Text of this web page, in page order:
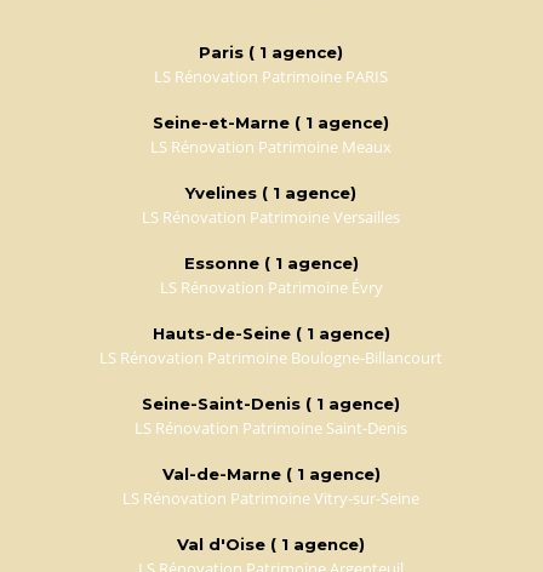
Paris ( 1 agence)
LS Rénovation Patrimoine PARIS
Seine-et-Marne ( 1 agence)
LS Rénovation Patrimoine Meaux
Yvelines ( 1 agence)
LS Rénovation Patrimoine Versailles
Essonne ( 1 agence)
LS Rénovation Patrimoine Évry
Hauts-de-Seine ( 1 agence)
LS Rénovation Patrimoine Boulogne-Billancourt
Seine-Saint-Denis ( 1 agence)
LS Rénovation Patrimoine Saint-Denis
Val-de-Marne ( 1 agence)
LS Rénovation Patrimoine Vitry-sur-Seine
Val d'Oise ( 1 agence)